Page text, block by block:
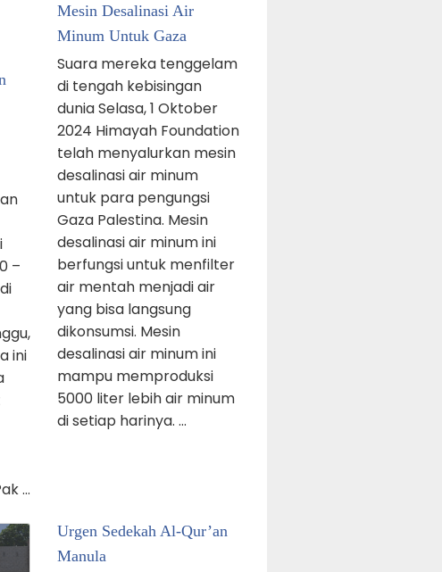
–
ini
…
Mesin Desalinasi Air
Minum Untuk Gaza
Suara mereka tenggelam
di tengah kebisingan
dunia Selasa, 1 Oktober
2024 Himayah Foundation
telah menyalurkan mesin
desalinasi air minum
untuk para pengungsi
Gaza Palestina. Mesin
desalinasi air minum ini
berfungsi untuk menfilter
air mentah menjadi air
yang bisa langsung
dikonsumsi. Mesin
desalinasi air minum ini
mampu memproduksi
5000 liter lebih air minum
di setiap harinya. …
Urgen Sedekah Al-Qur’an
Manula